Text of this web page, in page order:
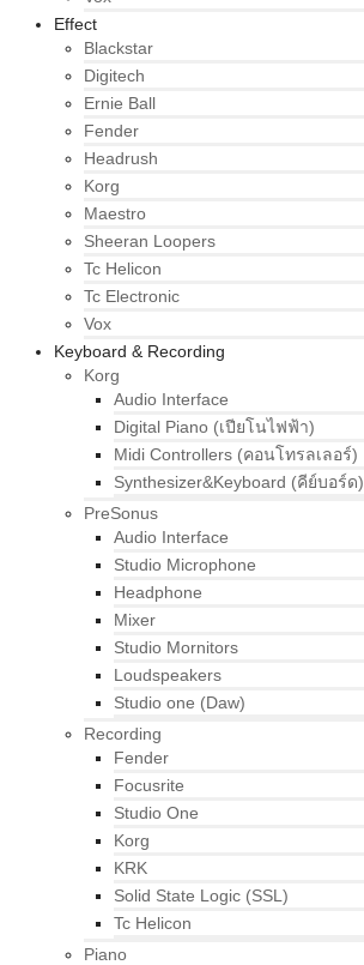
Effect
Blackstar
Digitech
Ernie Ball
Fender
Headrush
Korg
Maestro
Sheeran Loopers
Tc Helicon
Tc Electronic
Vox
Keyboard & Recording
Korg
Audio Interface
Digital Piano (เปียโนไฟฟ้า)
Midi Controllers (คอนโทรลเลอร์)
Synthesizer&Keyboard (คีย์บอร์ด)
PreSonus
Audio Interface
Studio Microphone
Headphone
Mixer
Studio Mornitors
Loudspeakers
Studio one (Daw)
Recording
Fender
Focusrite
Studio One
Korg
KRK
Solid State Logic (SSL)
Tc Helicon
Piano